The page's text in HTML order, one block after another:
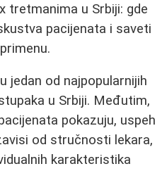
tretmanima u Srbiji: gde
pacijenata i saveti
jedan od najpopularnijih
u Srbiji. Međutim,
pokazuju, uspeh
od stručnosti lekara,
karakteristika